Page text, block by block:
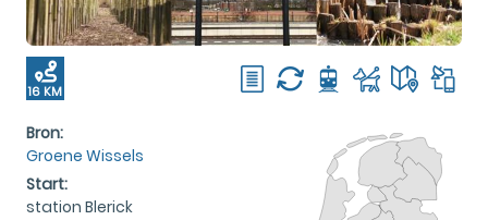
16 KM
Bron:
Groene Wissels
Start:
station Blerick